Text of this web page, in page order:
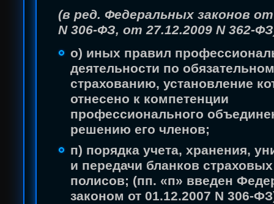
(в ред. Федеральных законов от
N 306-ФЗ, от 27.12.2009 N 362-
о) иных правил
деятельности по
страхованию, установление
отнесено к компетенции
профессионального
решению его членов;
п) порядка учета, хранения,
и передачи бланков страховых
полисов; (пп. «п» введен
законом от 01.12.2007 N 306-